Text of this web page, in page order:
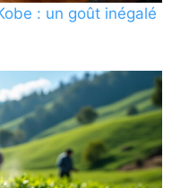
: un goût inégalé